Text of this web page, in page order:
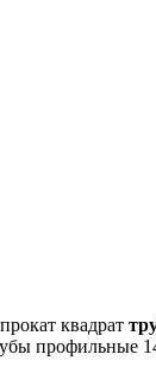
квадрат
профильные